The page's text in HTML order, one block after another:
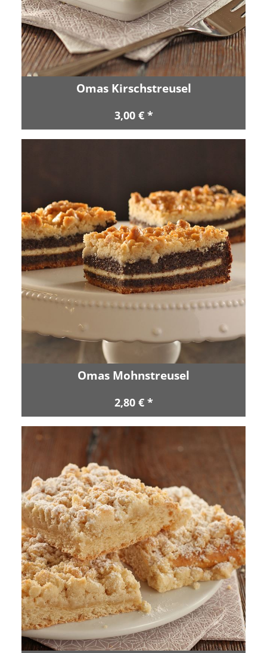
Omas Kirschstreusel
3,00 € *
Omas Mohnstreusel
2,80 € *